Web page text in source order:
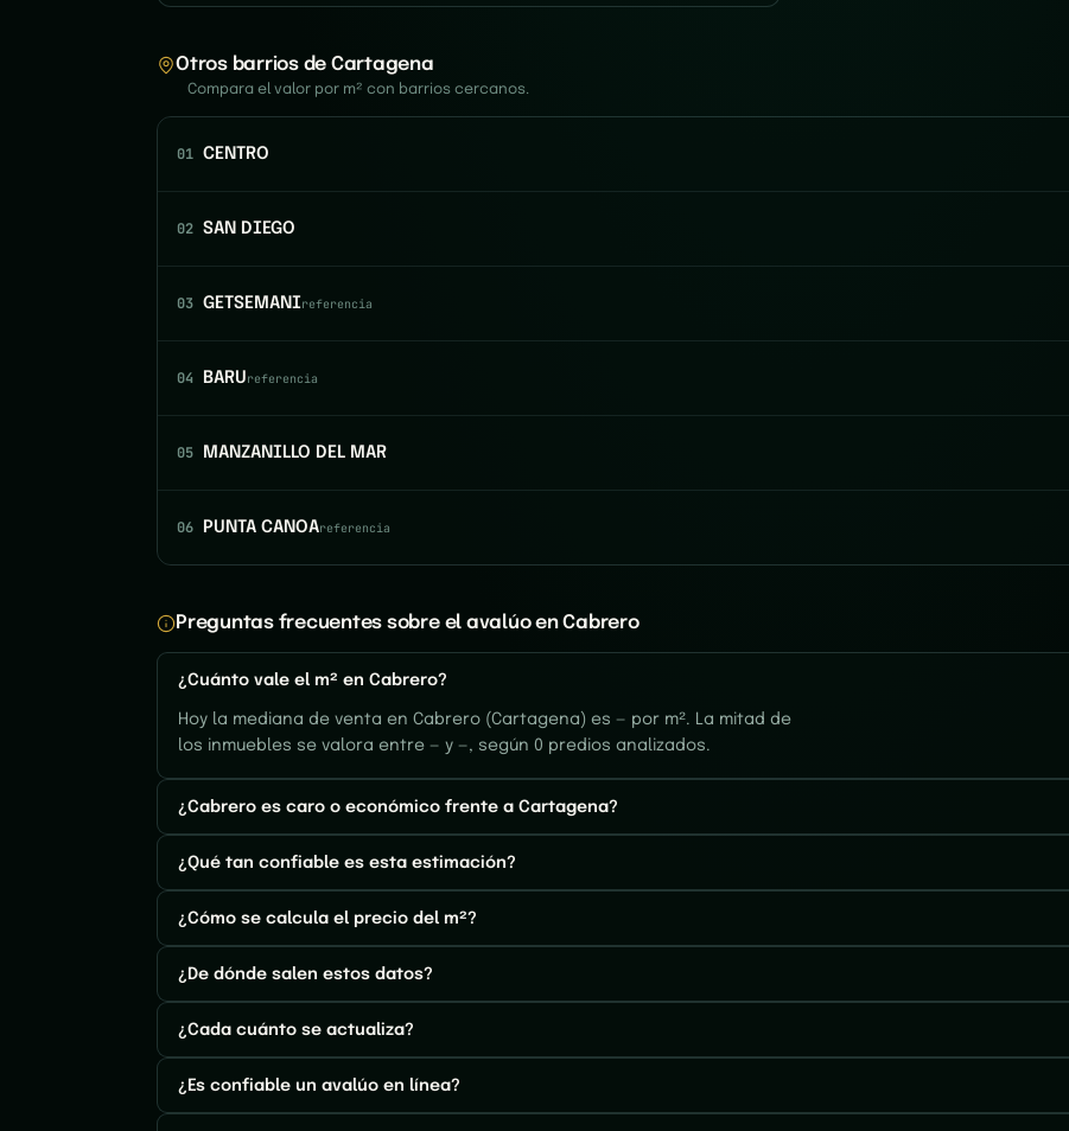
Otros barrios de Cartagena
Compara el valor por m² con barrios cercanos.
01 CENTRO
02 SAN DIEGO
03 GETSEMANIreferencia
04 BARUreferencia
05 MANZANILLO DEL MAR
06 PUNTA CANOAreferencia
Preguntas frecuentes sobre el avalúo en Cabrero
¿Cuánto vale el m² en Cabrero?
Hoy la mediana de venta en Cabrero (Cartagena) es — por m². La mitad de
los inmuebles se valora entre — y —, según 0 predios analizados.
¿Cabrero es caro o económico frente a Cartagena?
¿Qué tan confiable es esta estimación?
¿Cómo se calcula el precio del m²?
¿De dónde salen estos datos?
¿Cada cuánto se actualiza?
¿Es confiable un avalúo en línea?